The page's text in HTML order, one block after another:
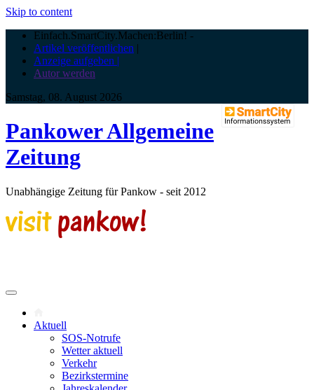
Skip to content
Einfach.SmartCity.Machen:Berlin! -
Artikel veröffentlichen |
Anzeige aufgeben |
Autor werden
Samstag, 08. August 2026
Pankower Allgemeine
Zeitung
Unabhängige Zeitung für Pankow - seit 2012
Aktuell
SOS-Notrufe
Wetter aktuell
Verkehr
Bezirkstermine